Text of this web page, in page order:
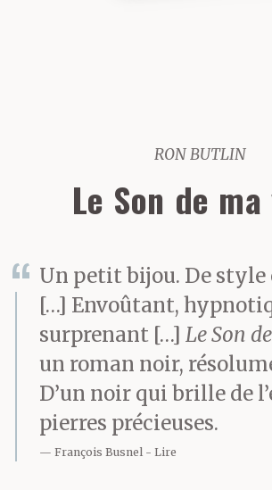
RON BUTLIN
Le Son de
Un petit bijou. De style
[…] Envoûtant,
surprenant […] Le Son
un roman noir,
D’un noir qui brille de
pierres précieuses.
François Busnel Lire